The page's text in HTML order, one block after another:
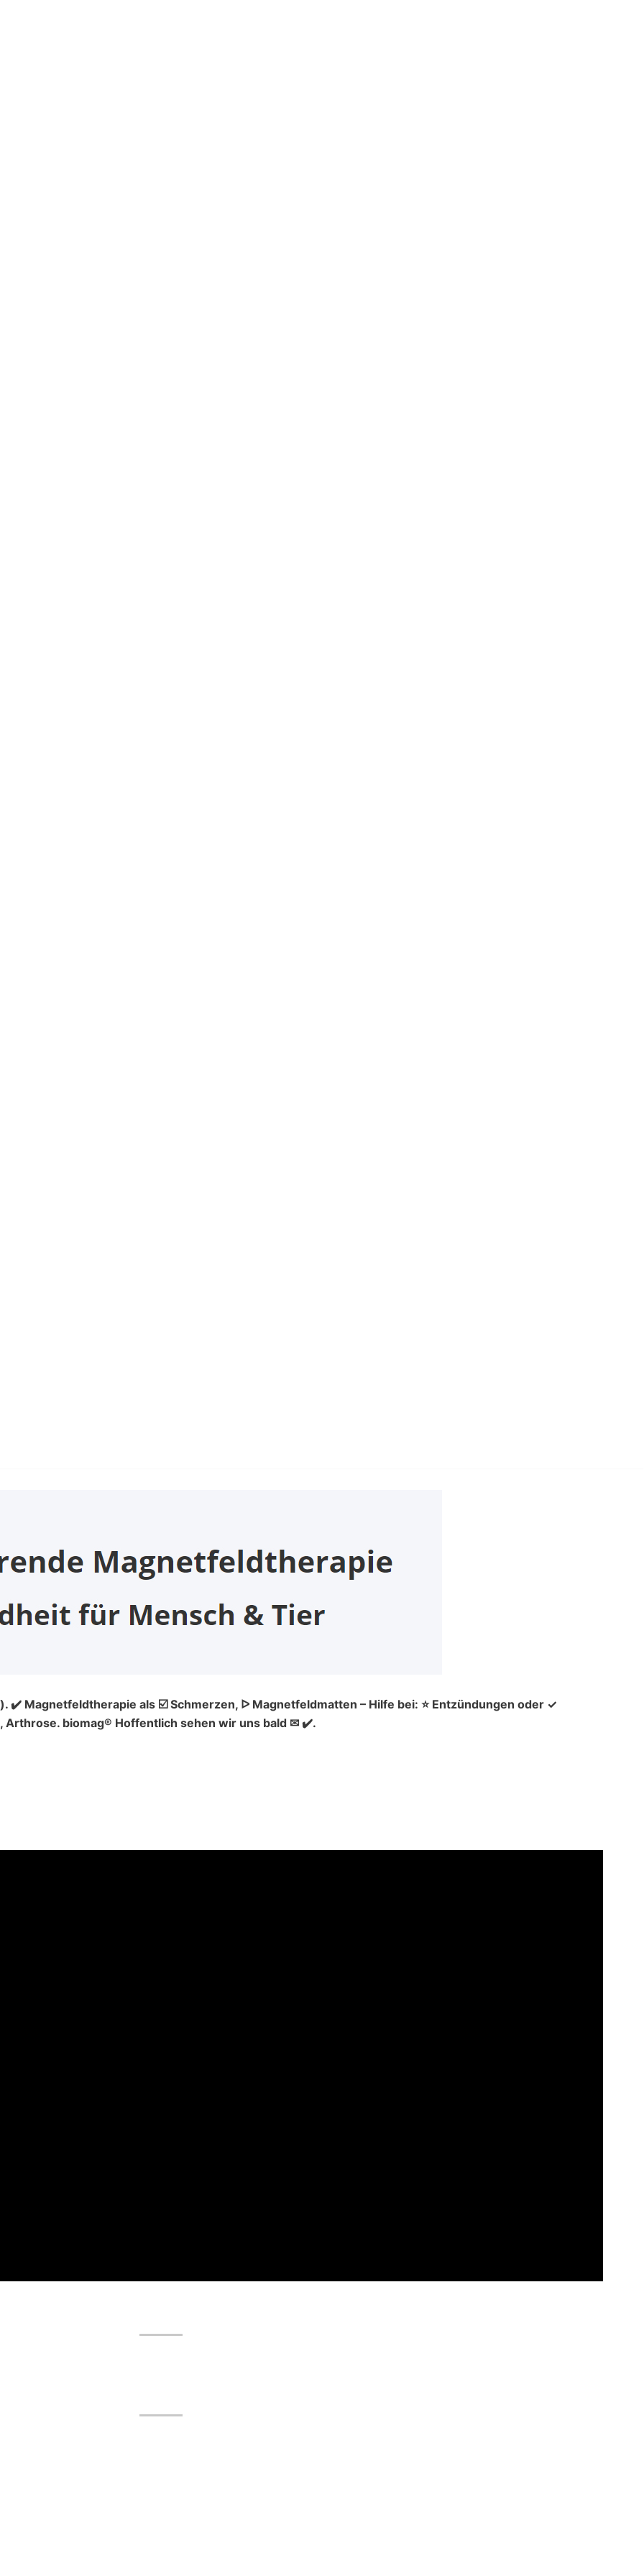
✔️ Magnetfeldtherapie als ☑️ Schmerzen, ᐅ Magnetfeldmatten – Hilfe bei: ⭐ Entzündungen oder ✓
Arthrose. biomag® Hoffentlich sehen wir uns bald ✉ ✔️.